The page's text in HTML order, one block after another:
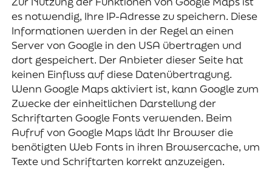
es notwendig, Ihre IP-Adresse zu speichern. Diese
Informationen werden in der Regel an einen
Server von Google in den USA übertragen und
dort gespeichert. Der Anbieter dieser Seite hat
keinen Einfluss auf diese Datenübertragung.
Wenn Google Maps aktiviert ist, kann Google zum
Zwecke der einheitlichen Darstellung der
Schriftarten Google Fonts verwenden. Beim
Aufruf von Google Maps lädt Ihr Browser die
benötigten Web Fonts in ihren Browsercache, um
Texte und Schriftarten korrekt anzuzeigen.